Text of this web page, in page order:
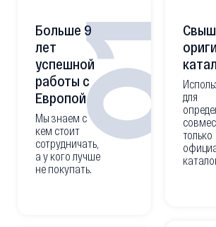
01
Больше 9
лет
успешной
работы с
Европой
Мы знаем с
кем стоит
сотрудничать,
а у кого лучше
не покупать.
для
только